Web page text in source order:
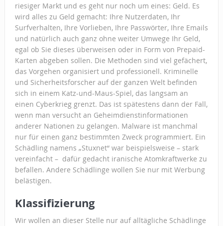
riesiger Markt und es geht nur noch um eines: Geld. Es
wird alles zu Geld gemacht: Ihre Nutzerdaten, Ihr
Surfverhalten, Ihre Vorlieben, Ihre Passwörter, Ihre Emails
und natürlich auch ganz ohne weiter Umwege Ihr Geld,
egal ob Sie dieses überweisen oder in Form von Prepaid-
Karten abgeben sollen. Die Methoden sind viel gefächert,
das Vorgehen organisiert und professionell. Kriminelle
und Sicherheitsforscher auf der ganzen Welt befinden
sich in einem Katz-und-Maus-Spiel, das langsam an
einen Cyberkrieg grenzt. Das ist spätestens dann der Fall,
wenn man versucht an Geheimdienstinformationen
anderer Nationen zu gelangen. Malware ist manchmal
nur für einen ganz bestimmten Zweck programmiert. Ein
Schädling namens „Stuxnet“ war beispielsweise – stark
vereinfacht – dafür gedacht iranische Atomkraftwerke zu
befallen. Andere Schädlinge wollen Sie nur mit Werbung
belästigen.
Klassifizierung
Wir wollen an dieser Stelle nur auf alltägliche Schädlinge